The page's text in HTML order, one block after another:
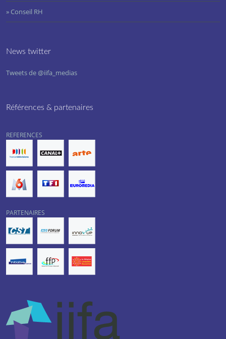
» Conseil RH
News twitter
Tweets de @iifa_medias
Références & partenaires
REFERENCES
PARTENAIRES